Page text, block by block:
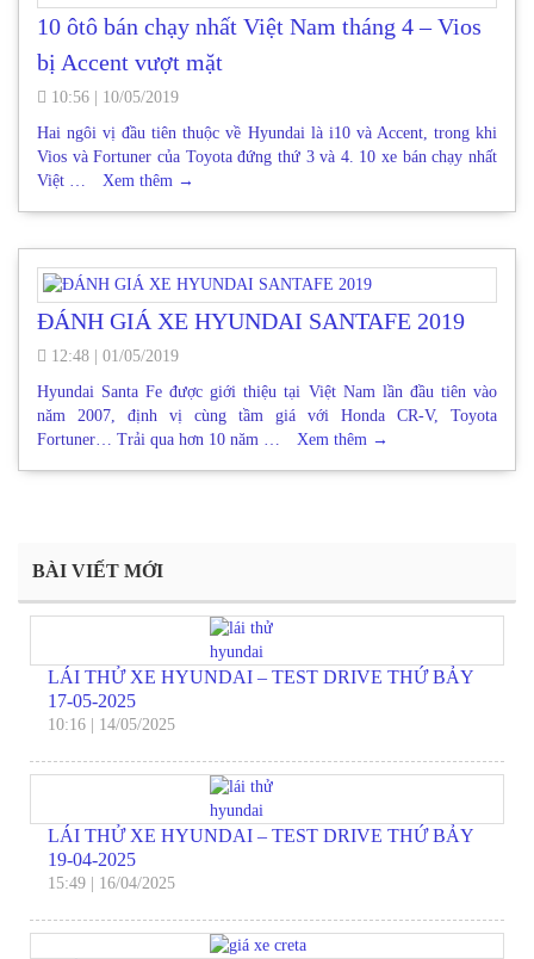
10 ôtô bán chạy nhất Việt Nam tháng 4 – Vios
bị Accent vượt mặt
10:56
10/05/2019
Hai ngôi vị đầu tiên thuộc về Hyundai là i10 và Accent, trong khi
Vios và Fortuner của Toyota đứng thứ 3 và 4. 10 xe bán chạy nhất
Việt …
Xem thêm →
ĐÁNH GIÁ XE HYUNDAI SANTAFE 2019
12:48
01/05/2019
Hyundai Santa Fe được giới thiệu tại Việt Nam lần đầu tiên vào
năm 2007, định vị cùng tầm giá với Honda CR-V, Toyota
Fortuner… Trải qua hơn 10 năm …
Xem thêm →
BÀI VIẾT MỚI
LÁI THỬ XE HYUNDAI – TEST DRIVE THỨ BẢY
17-05-2025
10:16 14/05/2025
LÁI THỬ XE HYUNDAI – TEST DRIVE THỨ BẢY
19-04-2025
15:49 16/04/2025